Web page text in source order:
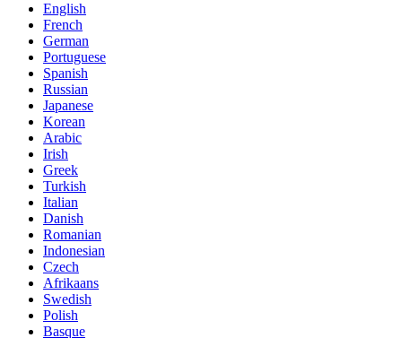
English
French
German
Portuguese
Spanish
Russian
Japanese
Korean
Arabic
Irish
Greek
Turkish
Italian
Danish
Romanian
Indonesian
Czech
Afrikaans
Swedish
Polish
Basque